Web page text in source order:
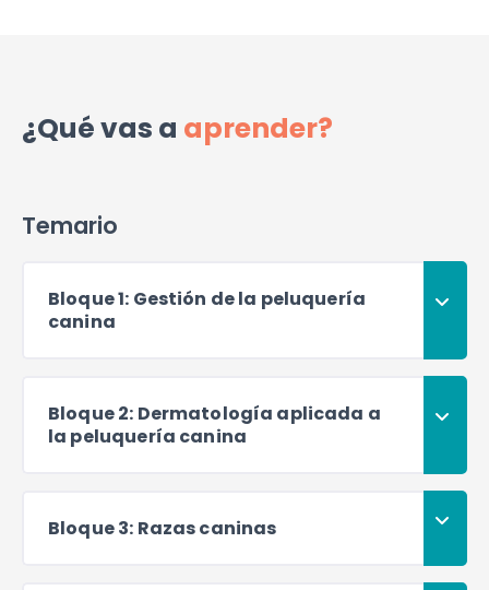
¿Qué vas a aprender?
Temario
Bloque 1: Gestión de la peluquería
canina
Bloque 2: Dermatología aplicada a
la peluquería canina
Bloque 3: Razas caninas